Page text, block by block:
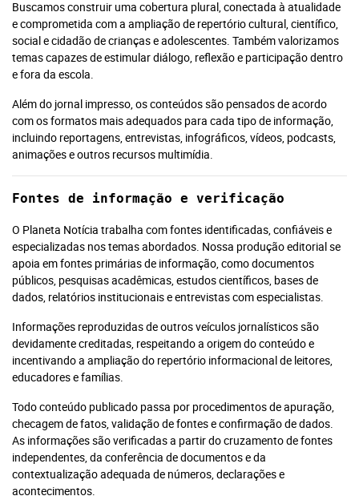
Buscamos construir uma cobertura plural, conectada à atualidade
e comprometida com a ampliação de repertório cultural, científico,
social e cidadão de crianças e adolescentes. Também valorizamos
temas capazes de estimular diálogo, reflexão e participação dentro
e fora da escola.
Além do jornal impresso, os conteúdos são pensados de acordo
com os formatos mais adequados para cada tipo de informação,
incluindo reportagens, entrevistas, infográficos, vídeos, podcasts,
animações e outros recursos multimídia.
Fontes de informação e verificação
O Planeta Notícia trabalha com fontes identificadas, confiáveis e
especializadas nos temas abordados. Nossa produção editorial se
apoia em fontes primárias de informação, como documentos
públicos, pesquisas acadêmicas, estudos científicos, bases de
dados, relatórios institucionais e entrevistas com especialistas.
Informações reproduzidas de outros veículos jornalísticos são
devidamente creditadas, respeitando a origem do conteúdo e
incentivando a ampliação do repertório informacional de leitores,
educadores e famílias.
Todo conteúdo publicado passa por procedimentos de apuração,
checagem de fatos, validação de fontes e confirmação de dados.
As informações são verificadas a partir do cruzamento de fontes
independentes, da conferência de documentos e da
contextualização adequada de números, declarações e
acontecimentos.